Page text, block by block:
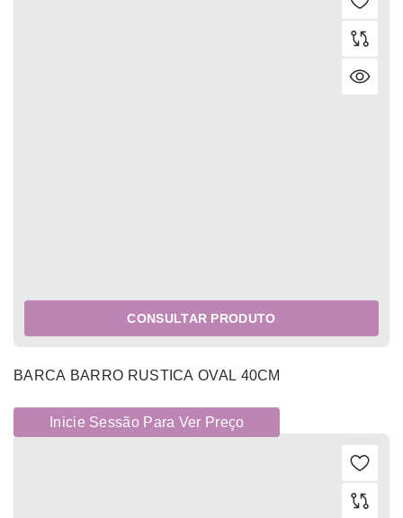
CONSULTAR PRODUTO
BARCA BARRO RUSTICA OVAL 40CM
Inicie Sessão Para Ver Preço